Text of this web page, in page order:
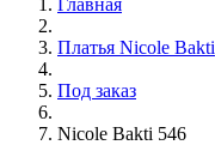
Платья Nicole Bakti
Под заказ
Nicole Bakti 546